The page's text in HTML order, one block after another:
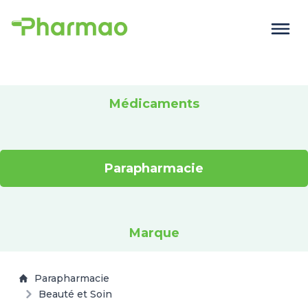
Médicaments
Parapharmacie
Marque
Parapharmacie
Beauté et Soin